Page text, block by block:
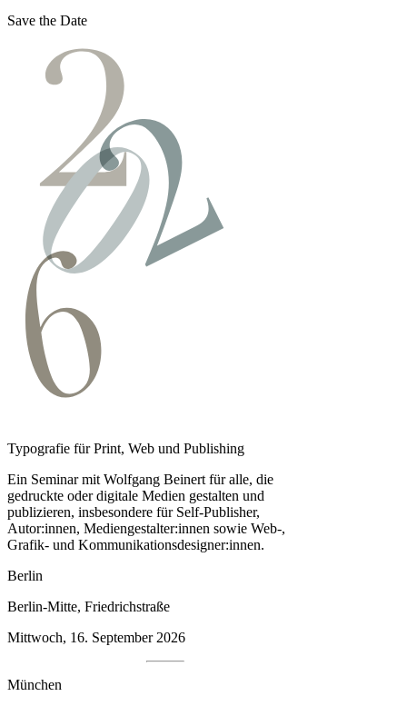
Save the Date
Typografie für Print, Web und Publishing
Ein Seminar mit Wolfgang Beinert für alle, die
gedruckte oder digitale Medien gestalten und
publizieren, insbesondere für Self-Publisher,
Autor:innen, Medien­gestalter:innen sowie Web-,
Grafik- und Kommunikationsdesigner:innen.
Berlin
Berlin-Mitte, Friedrichstraße
Mittwoch, 16. September 2026
München